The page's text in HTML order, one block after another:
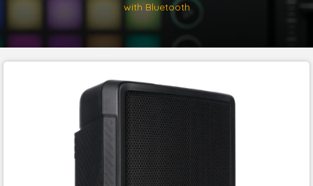
with Bluetooth